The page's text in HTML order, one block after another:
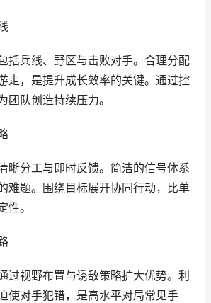
括兵线、野区与击败对手。合理分配
走，是提升成长效率的关键。通过控
团队创造持续压力。
晰分工与即时反馈。简洁的信号体系
难题。围绕目标展开协同行动，比单
性。
过视野布置与诱敌策略扩大优势。利
使对手犯错，是高水平对局常见手